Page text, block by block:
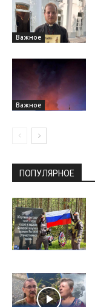
Важное
Важное
ПОПУЛЯРНОЕ